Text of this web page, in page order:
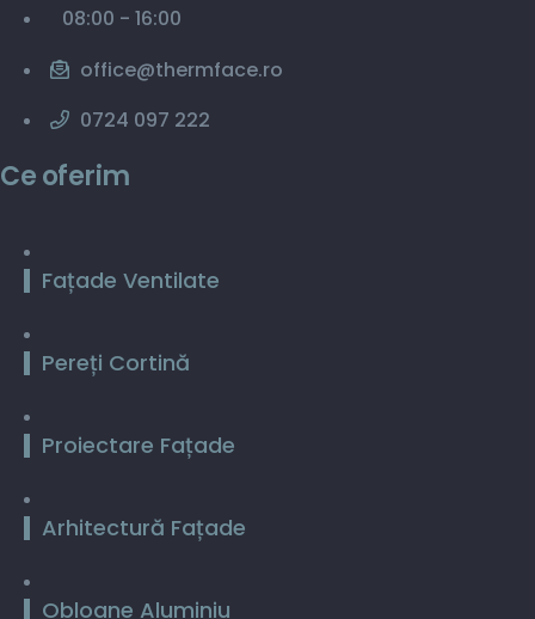
08:00 - 16:00
office@thermface.ro
0724 097 222
Ce oferim
Fațade Ventilate
Pereți Cortină
Proiectare Fațade
Arhitectură Fațade
Obloane Aluminiu